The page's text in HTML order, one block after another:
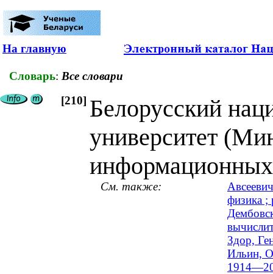
На главную
Словарь: Все словари
[210] Белорусский
университет
информационных
См. также:
физика ;
Здор,
Ильин,